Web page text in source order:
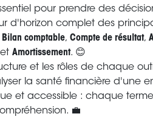
pour prendre des
d'horizon complet des
Bilan comptable, Compte de résultat,
et Amortissement. 😊
et les rôles de chaque
la santé financière d'une
et accessible : chaque
💼